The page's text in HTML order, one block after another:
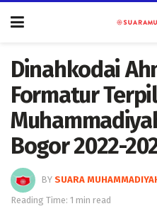
Dinahkodai
Formatur
Bogor 2022-
BY SUARA
Reading Time: 1 min read